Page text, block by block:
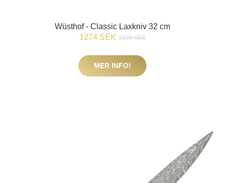
Wüsthof - Classic Laxkniv 32 cm
1274 SEK 1699 SEK
MER INFO!